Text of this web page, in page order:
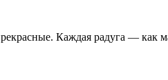
Каждая радуга — как